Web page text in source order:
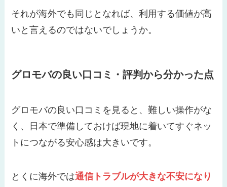
それが海外でも同じとなれば、利用する価値が高
いと言えるのではないでしょうか。
グロモバの良い口コミ・評判から分かった点
グロモバの良い口コミを見ると、難しい操作がな
く、日本で準備しておけば現地に着いてすぐネッ
トにつながる安心感は大きいです。
とくに海外では通信トラブルが大きな不安になり